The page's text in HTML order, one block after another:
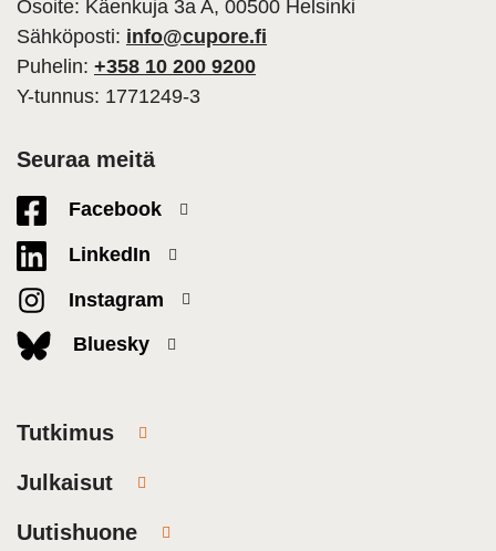
Osoite: Käenkuja 3a A, 00500 Helsinki
Sähköposti: info@cupore.fi
Puhelin: +358 10 200 9200
Y-tunnus: 1771249-3
Seuraa meitä
Facebook
LinkedIn
Instagram
Bluesky
Tutkimus
Julkaisut
Uutishuone